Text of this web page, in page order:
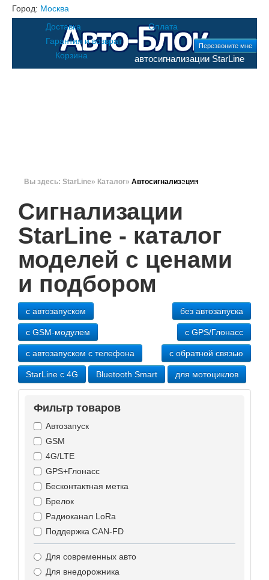
Город: Москва
Доставка
Оплата
Гарантия и возврат
Корзина
Перезвоните мне
автосигнализации StarLine
8 (812) 62-86-812
Вы здесь: StarLine» Каталог» Автосигнализации
Сигнализации
StarLine - каталог
моделей с ценами
и подбором
с автозапуском без автозапуска
с GSM-модулем с GPS/Глонасс
с автозапуском с телефона с обратной связью
StarLine с 4G Bluetooth Smart для мотоциклов
Фильтр товаров
Автозапуск
GSM
4G/LTE
GPS+Глонасс
Бесконтактная метка
Брелок
Радиоканал LoRa
Поддержка CAN-FD
Для современных авто
Для внедорожника